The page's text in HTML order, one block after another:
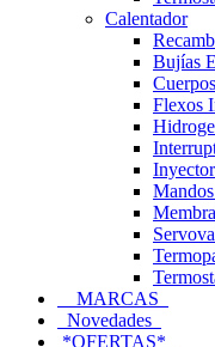
Calentador
Bujías
Flexos
MARCAS
Novedades
*OFERTAS*